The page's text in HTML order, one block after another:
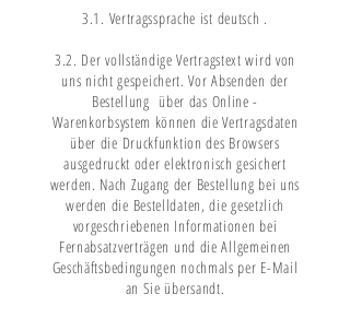
3.1. Vertragssprache ist deutsch .
3.2. Der vollständige Vertragstext wird von
uns nicht gespeichert. Vor Absenden der
Bestellung über das Online -
Warenkorbsystem können die Vertragsdaten
über die Druckfunktion des Browsers
ausgedruckt oder elektronisch gesichert
werden. Nach Zugang der Bestellung bei uns
werden die Bestelldaten, die gesetzlich
vorgeschriebenen Informationen bei
Fernabsatzverträgen und die Allgemeinen
Geschäftsbedingungen nochmals per E-Mail
an Sie übersandt.